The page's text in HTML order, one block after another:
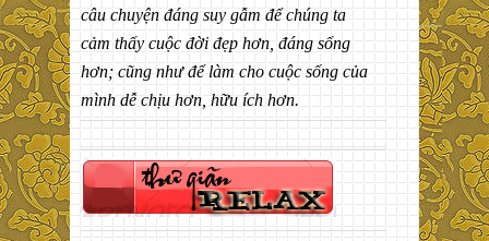
câu chuyện đáng suy gẫm để chúng ta
cảm thấy cuộc đời đẹp hơn, đáng sống
hơn; cũng như để làm cho cuộc sống của
mình dễ chịu hơn, hữu ích hơn.